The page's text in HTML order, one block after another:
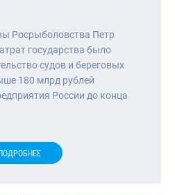
Росрыболовства Петр
государства было
судов и береговых
180 млрд рублей
России до конца